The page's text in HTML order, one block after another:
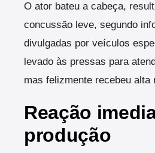
O ator bateu a cabeça,
concussão leve, segundo
divulgadas por veículos
levado às pressas para
mas felizmente recebeu alta
Reação
produção